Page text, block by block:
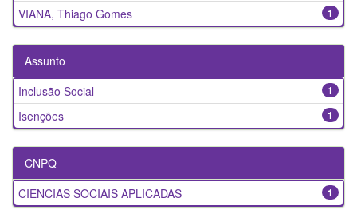
1
VIANA, Thiago Gomes
Assunto
1
Inclusão Social
1
Isenções
CNPQ
1
CIENCIAS SOCIAIS APLICADAS